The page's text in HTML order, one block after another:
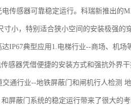
传感器可靠稳定运行。科瑞新推出的
寸小，特别适合狭小空间的安装极强
IP67典型应用1.电梯行业--商场、机
感器凭借便捷的安装方式和强抗外界
通行业--地铁屏蔽门和闸机行人检测
屏蔽门系统的稳定运行带来了很大的